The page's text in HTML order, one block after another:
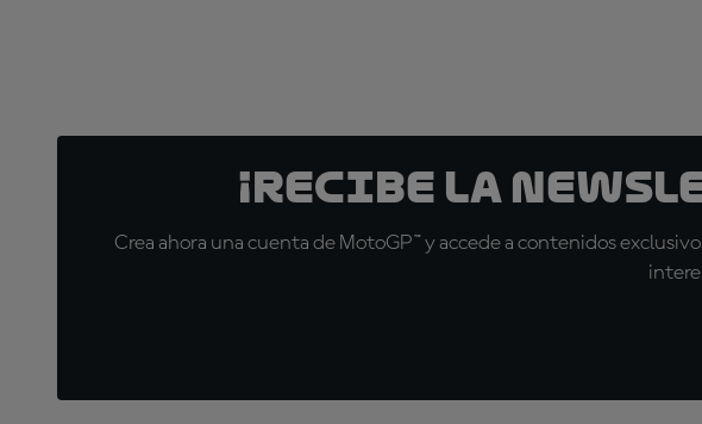
¡Recibe la
Crea ahora una cuenta de MotoGP™ y accede a contenidos